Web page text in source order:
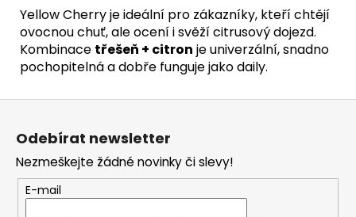
Yellow Cherry je ideální pro zákazníky, kteří chtějí
ovocnou chuť, ale ocení i svěží citrusový dojezd.
Kombinace třešeň + citron je univerzální, snadno
pochopitelná a dobře funguje jako daily.
Odebírat newsletter
Nezmeškejte žádné novinky či slevy!
E-mail